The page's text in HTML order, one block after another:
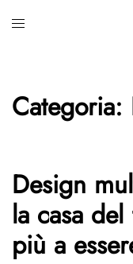
Mostra/Nascondi
Categoria:
Design
la casa
più a